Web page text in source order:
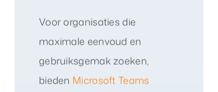
Voor organisaties die
maximale eenvoud en
gebruiksgemak zoeken,
bieden Microsoft Teams